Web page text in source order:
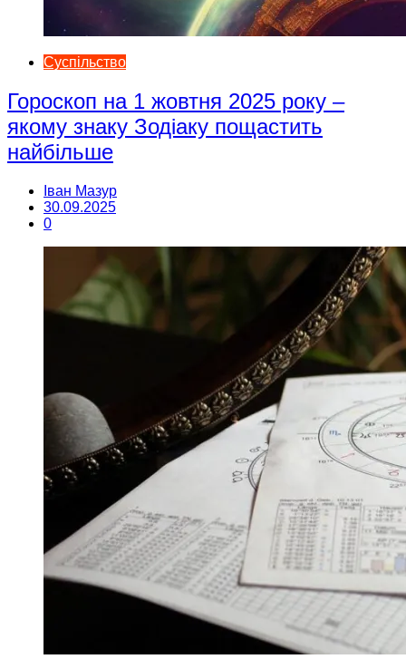
Суспільство
Гороскоп на 1 жовтня 2025 року –
якому знаку Зодіаку пощастить
найбільше
Іван Мазур
30.09.2025
0